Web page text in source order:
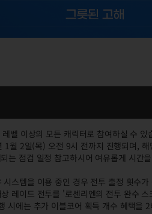
벨 이상의 모든 캐릭터로 참여하실 수 있
1월 2일(목) 오전 9시 전까지 진행되며,
는 점검 일정 참고하시어 여유롭게 시간
시스템을 이용 중인 경우 전투 출정 횟수
레이드 전투를 '로센리엔의 전투 완수
시에는 추가 이블코어 획득 개수 혜택을